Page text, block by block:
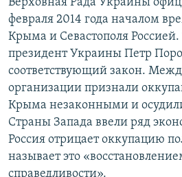
февраля 2014 года началом
Крыма и Севастополя Россией.
президент Украины Петр
соответствующий закон.
организации признали
Крыма незаконными и
Страны Запада ввели ряд
Россия отрицает оккупацию
называет это
справедливости».